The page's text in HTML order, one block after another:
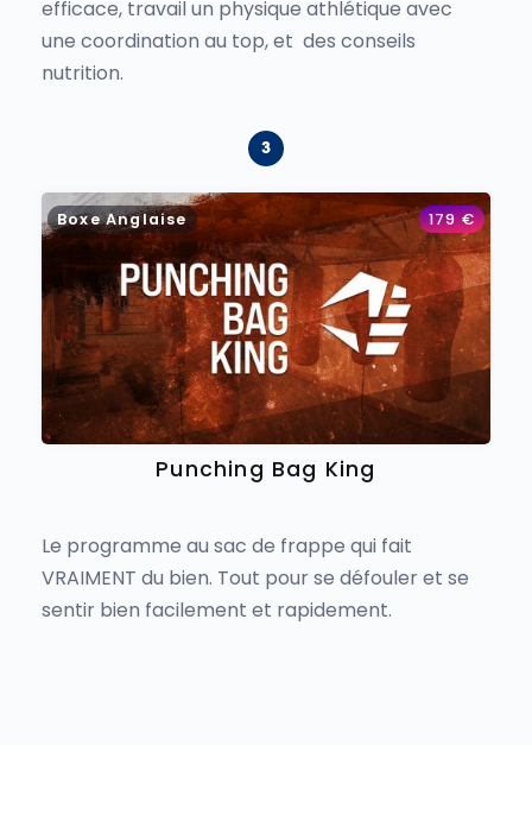
efficace, travail un physique athlétique avec
une coordination au top, et des conseils
nutrition.
Boxe Anglaise 179€
Punching Bag King
Le programme au sac de frappe qui fait
VRAIMENT du bien. Tout pour se défouler et se
sentir bien facilement et rapidement.